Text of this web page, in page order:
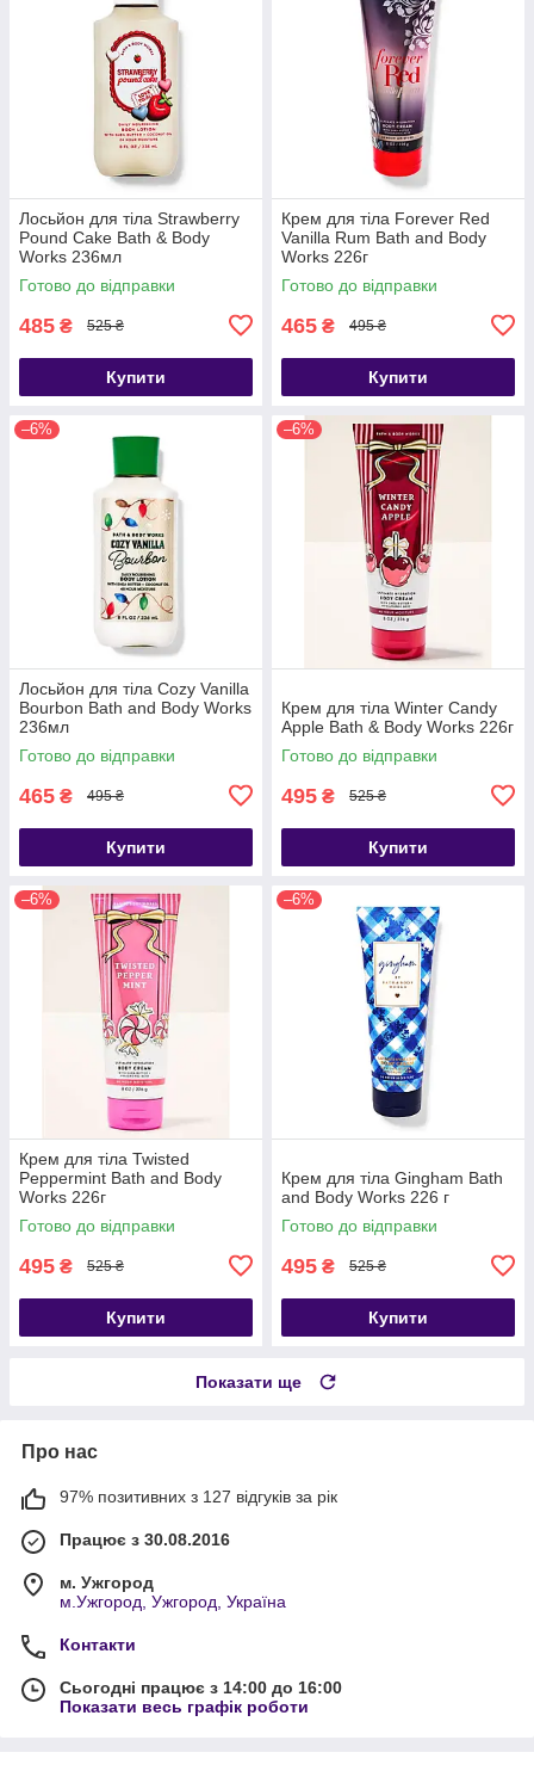
Лосьйон для тіла Strawberry
Pound Cake Bath & Body
Works 236мл
Готово до відправки
485 ₴ 525 ₴
Купити
Крем для тіла Forever Red
Vanilla Rum Bath and Body
Works 226г
Готово до відправки
465 ₴ 495 ₴
Купити
–6%
Лосьйон для тіла Cozy Vanilla
Bourbon Bath and Body Works
236мл
Готово до відправки
465 ₴ 495 ₴
Купити
–6%
Крем для тіла Winter Candy
Apple Bath & Body Works 226г
Готово до відправки
495 ₴ 525 ₴
Купити
–6%
Крем для тіла Twisted
Peppermint Bath and Body
Works 226г
Готово до відправки
495 ₴ 525 ₴
Купити
–6%
Крем для тіла Gingham Bath
and Body Works 226 г
Готово до відправки
495 ₴ 525 ₴
Купити
Показати ще
Про нас
97% позитивних з 127 відгуків за рік
Працює з 30.08.2016
м. Ужгород
м.Ужгород, Ужгород, Україна
Контакти
Сьогодні працює з 14:00 до 16:00
Показати весь графік роботи